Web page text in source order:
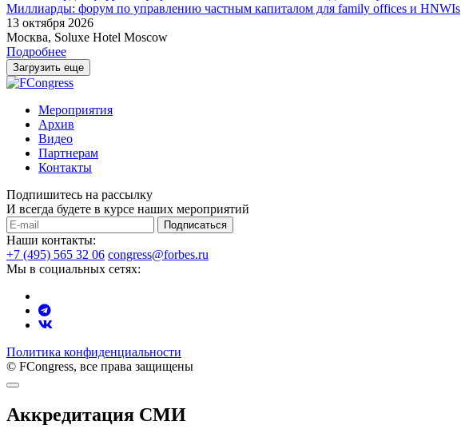
Миллиарды: форум по управлению частным капиталом для family offices и HNWIs
13 октября 2026
Москва, Soluxe Hotel Moscow
Подробнее
Загрузить еще
Мероприятия
Архив
Видео
Партнерам
Контакты
Подпишитесь на рассылку
И всегда будете в курсе наших мероприятий
Подписаться
Наши контакты:
+7 (495) 565 32 06 congress@forbes.ru
Мы в социальных сетях:
Политика конфиденциальности
© FCongress, все права защищены
Аккредитация СМИ